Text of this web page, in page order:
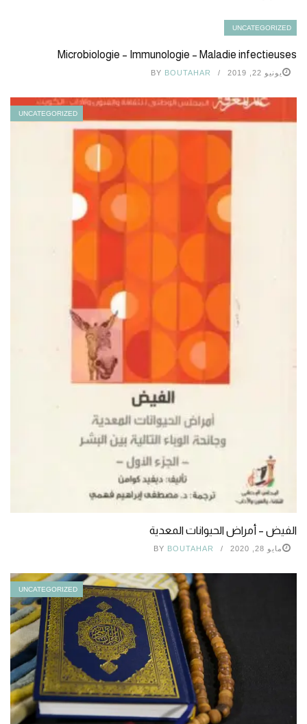
UNCATEGORIZED
Microbiologie – Immunologie – Maladie infectieuses
يونيو 22, 2019 BY BOUTAHAR
UNCATEGORIZED
الفيض – أمراض الحيوانات المعدية
مايو 28, 2020 BY BOUTAHAR
UNCATEGORIZED